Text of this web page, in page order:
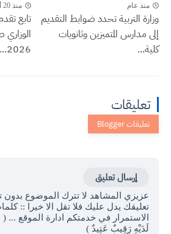
منذ عام
وزارة التربية تحدد ضوابط التقديم
إلى مدارس المتميزين وثانويات
كلية...
منذ 20 أيام
تابع
2026...
تعليقات
إرسال تعليق
عزيزي المشاهد لا تترك الموضوع بدون
تعليقك يدل عليك فلا تقل الا خيرا ::
الاستمرار في خدمتكم ادارة الموقع ...
لَدَيْهِ رَقِيبٌ عَتِيدٌ )